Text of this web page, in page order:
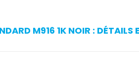
M916 1K NOIR : DÉTAILS